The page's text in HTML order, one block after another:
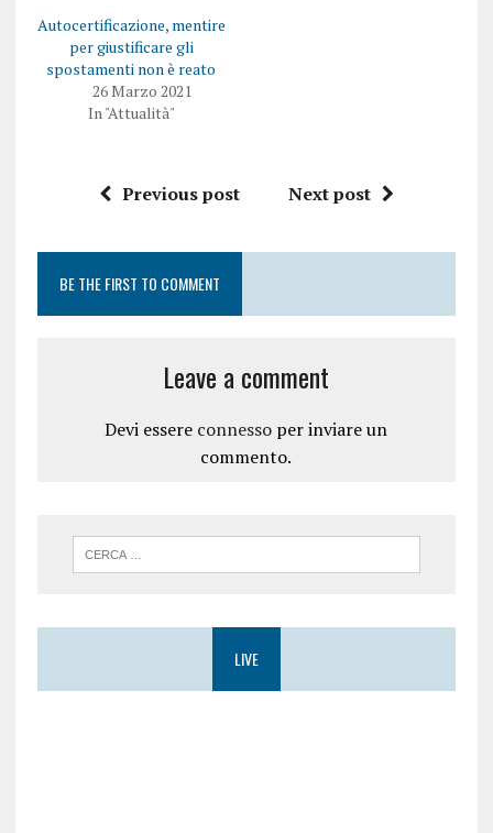
Autocertificazione, mentire
per giustificare gli
spostamenti non è reato
26 Marzo 2021
In "Attualità"
Previous post Next post
BE THE FIRST TO COMMENT
Leave a comment
Devi essere connesso per inviare un
commento.
LIVE